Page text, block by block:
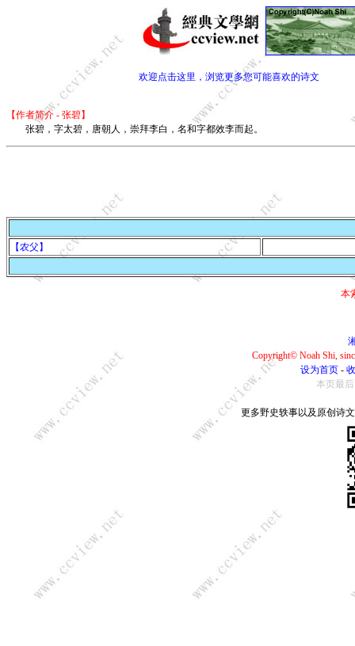
欢迎点击这里，浏览更多您可能喜欢的诗文
【作者简介 - 张碧】
张碧，字太碧，唐朝人，崇拜李白，名和字都效李而起。
【农父】
本
Copyright© Noah Shi,
设为首页 -
本页最后
更多野史轶事以及原创诗